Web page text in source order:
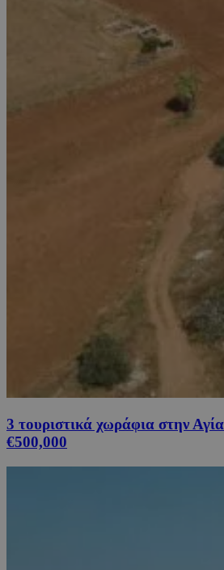
3 τουριστικά χωράφια στην
€500,000